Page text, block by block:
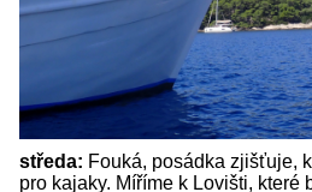
středa: Fouká, posádka zjišťuje,
pro kajaky. Míříme k Lovišti, které